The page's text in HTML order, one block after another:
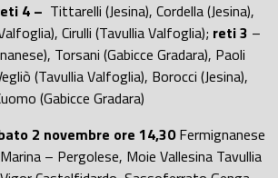
4 – Tittarelli (Jesina), Cordella (Jesina),
Cirulli (Tavullia Valfoglia); reti 3 –
Torsani (Gabicce Gradara), Paoli
(Tavullia Valfoglia), Borocci (Jesina),
(Gabicce Gradara)
2 novembre ore 14,30Fermignanese
– Pergolese, Moie Vallesina Tavullia